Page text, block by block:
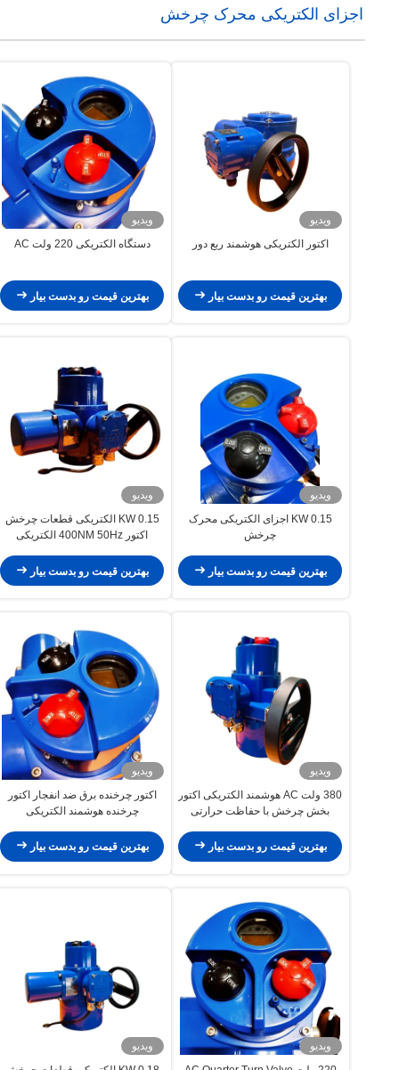
اجزای الکتریکی محرک چرخش
ویدیو
اکتور الکتریکی هوشمند ربع دور
بهترین قیمت رو بدست بیار
ویدیو
دستگاه الکتریکی 220 ولت AC
بهترین قیمت رو بدست بیار
ویدیو
0.15 KW اجزای الکتریکی محرک
چرخش
بهترین قیمت رو بدست بیار
ویدیو
0.15 KW الکتریکی قطعات چرخش
اکتور 400NM 50Hz الکتریکی
بهترین قیمت رو بدست بیار
ویدیو
380 ولت AC هوشمند الکتریکی اکتور
بخش چرخش با حفاظت حرارتی
بهترین قیمت رو بدست بیار
ویدیو
اکتور چرخنده برق ضد انفجار اکتور
چرخنده هوشمند الکتریکی
بهترین قیمت رو بدست بیار
ویدیو
ویدیو